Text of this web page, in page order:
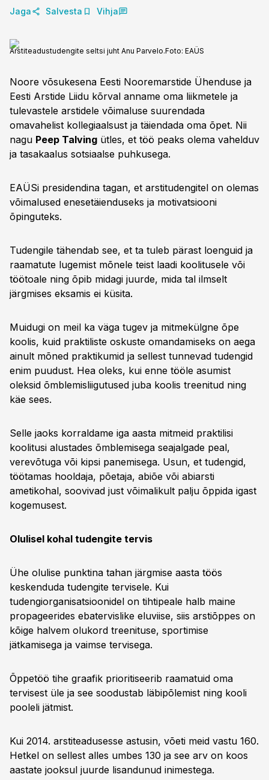
Jaga Salvesta Vihja
Arstiteadustudengite seltsi juht Anu Parvelo.Foto: EAÜS
Noore võsukesena Eesti Nooremarstide Ühenduse ja
Eesti Arstide Liidu kõrval anname oma liikmetele ja
tulevastele arstidele võimaluse suurendada
omavahelist kollegiaalsust ja täiendada oma õpet. Nii
nagu Peep Talving ütles, et töö peaks olema vahelduv
ja tasakaalus sotsiaalse puhkusega.
EAÜSi presidendina tagan, et arstitudengitel on olemas
võimalused enesetäienduseks ja motivatsiooni
õpinguteks.
Tudengile tähendab see, et ta tuleb pärast loenguid ja
raamatute lugemist mõnele teist laadi koolitusele või
töötoale ning õpib midagi juurde, mida tal ilmselt
järgmises eksamis ei küsita.
Muidugi on meil ka väga tugev ja mitmekülgne õpe
koolis, kuid praktiliste oskuste omandamiseks on aega
ainult mõned praktikumid ja sellest tunnevad tudengid
enim puudust. Hea oleks, kui enne tööle asumist
oleksid õmblemisliigutused juba koolis treenitud ning
käe sees.
Selle jaoks korraldame iga aasta mitmeid praktilisi
koolitusi alustades õmblemisega seajalgade peal,
verevõtuga või kipsi panemisega. Usun, et tudengid,
töötamas hooldaja, põetaja, abiõe või abiarsti
ametikohal, soovivad just võimalikult palju õppida igast
kogemusest.
Olulisel kohal tudengite tervis
Ühe olulise punktina tahan järgmise aasta töös
keskenduda tudengite tervisele. Kui
tudengiorganisatsioonidel on tihtipeale halb maine
propageerides ebatervislike eluviise, siis arstiõppes on
kõige halvem olukord treenituse, sportimise
jätkamisega ja vaimse tervisega.
Õppetöö tihe graafik prioritiseerib raamatuid oma
tervisest üle ja see soodustab läbipõlemist ning kooli
pooleli jätmist.
Kui 2014. arstiteadusesse astusin, võeti meid vastu 160.
Hetkel on sellest alles umbes 130 ja see arv on koos
aastate jooksul juurde lisandunud inimestega.